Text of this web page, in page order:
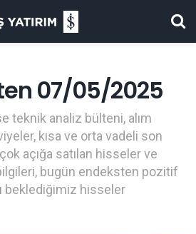
07/05/2025
teknik analiz bülteni, alım
kısa ve orta vadeli son
açığa satılan hisseler ve
bugün endeksten pozitif
beklediğimiz hisseler